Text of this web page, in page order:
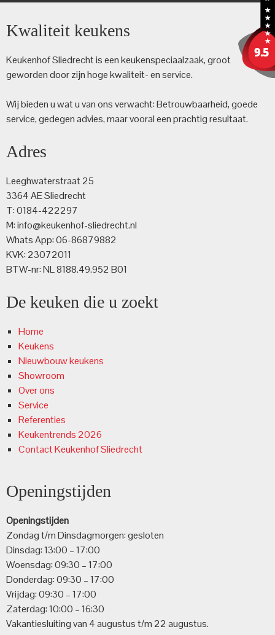
Kwaliteit keukens
Keukenhof Sliedrecht is een keuken­speciaalzaak, groot
geworden door zijn hoge kwaliteit- en service.
Wij bieden u wat u van ons verwacht: Betrouwbaarheid, goede
service, gedegen advies, maar vooral een prachtig resultaat.
Adres
Leeghwaterstraat 25
3364 AE Sliedrecht
T: 0184-422297
M: info@keukenhof-sliedrecht.nl
Whats App: 06-86879882
KVK: 23072011
BTW-nr: NL 8188.49.952 B01
De keuken die u zoekt
Home
Keukens
Nieuwbouw keukens
Showroom
Over ons
Service
Referenties
Keukentrends 2026
Contact Keukenhof Sliedrecht
Openingstijden
Openingstijden
Zondag t/m Dinsdagmorgen: gesloten
Dinsdag: 13:00 – 17:00
Woensdag: 09:30 – 17:00
Donderdag: 09:30 – 17:00
Vrijdag: 09:30 – 17:00
Zaterdag: 10:00 – 16:30
Vakantiesluiting van 4 augustus t/m 22 augustus.